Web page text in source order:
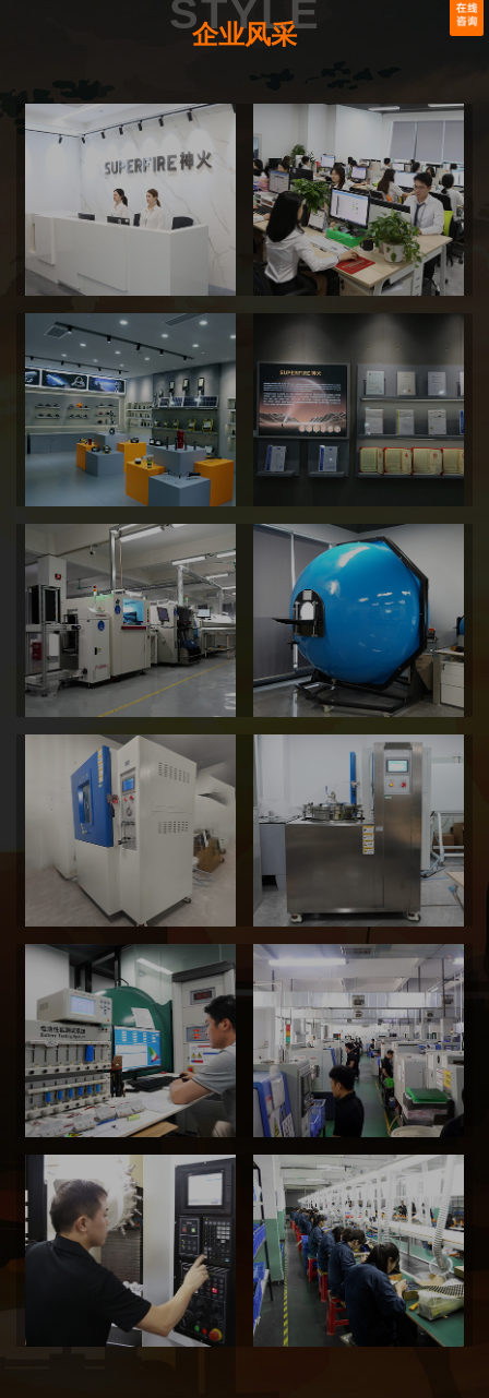
提升用户照明体验；做大做强企业，为社会提供更多工作岗
位，创造更多社会财富，同时不忘回馈社会。
脚踏实地、实事求是、细致周全、追求完美
专业
科学严谨、精益求精、恪尽职守、迅捷反应
积极上进、持续学习、不断挑战、勇于突破
解放思想、与时俱进、大胆开拓、不断输出
STYLE
企业风采